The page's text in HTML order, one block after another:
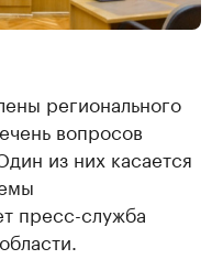
регионального
вопросов
из них касается
пресс-служба